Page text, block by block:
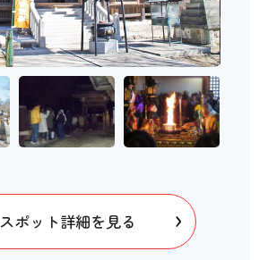
スポット詳細を見る